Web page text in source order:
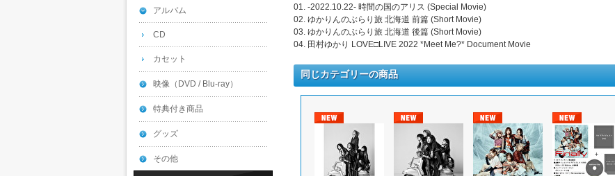
01. -2022.10.22- 時間の国のアリス (Special Movie)
02. ゆかりんのぶらり旅 北海道 前篇 (Short Movie)
03. ゆかりんのぶらり旅 北海道 後篇 (Short Movie)
04. 田村ゆかり LOVE□LIVE 2022 *Meet Me?* Document Movie
同じカテゴリーの商品
アルバム
CD
カセット
映像（DVD / Blu-ray）
特典付き商品
グッズ
その他